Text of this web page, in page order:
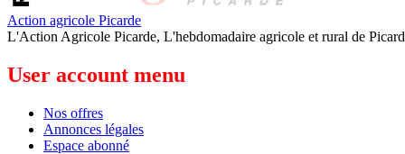
Action agricole Picarde
L'Action Agricole Picarde, L'hebdomadaire agricole et rural de
User account menu
Nos offres
Annonces légales
Espace abonné